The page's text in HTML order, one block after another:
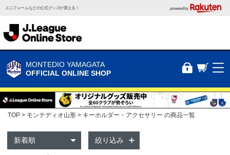
ユニフォームなどの公式グッズが買える！ powered by
MONTEDIO YAMAGATA
OFFICIAL ONLINE SHOP
TOP モンテディオ山形 キーホルダー・アクセサリー の商品一覧
絞り込み